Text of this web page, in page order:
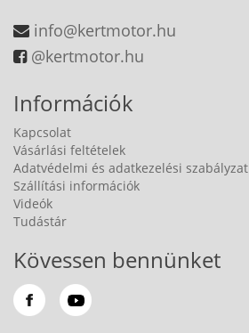
info@kertmotor.hu
@kertmotor.hu
Információk
Kapcsolat
Vásárlási feltételek
Adatvédelmi és adatkezelési szabályzat
Szállítási információk
Videók
Tudástár
Kövessen bennünket